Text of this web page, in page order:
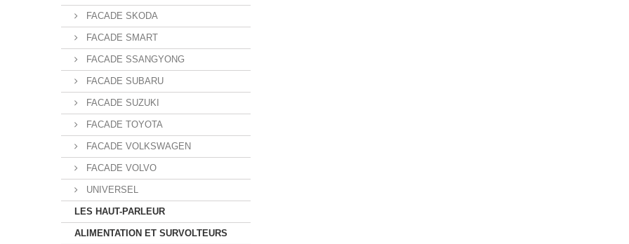
FACADE SKODA
FACADE SMART
FACADE SSANGYONG
FACADE SUBARU
FACADE SUZUKI
FACADE TOYOTA
FACADE VOLKSWAGEN
FACADE VOLVO
UNIVERSEL
LES HAUT-PARLEUR
ALIMENTATION ET SURVOLTEURS